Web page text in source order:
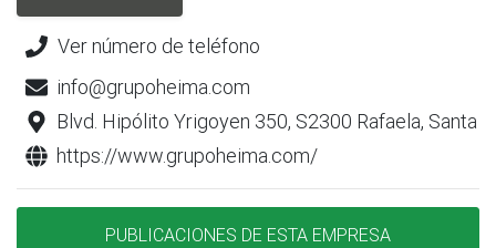
Ver número de teléfono
info@grupoheima.com
Blvd. Hipólito Yrigoyen 350, S2300 Rafaela, Santa
https://www.grupoheima.com/
PUBLICACIONES DE ESTA EMPRESA